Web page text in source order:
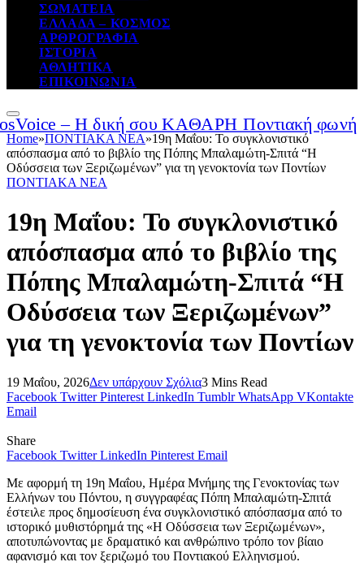
ΣΩΜΑΤΕΙΑ
ΕΛΛΑΔΑ – ΚΟΣΜΟΣ
ΑΡΘΡΟΓΡΑΦΙΑ
ΙΣΤΟΡΙΑ
ΑΘΛΗΤΙΚΑ
ΕΠΙΚΟΙΝΩΝΙΑ
Home»ΠΟΝΤΙΑΚΑ ΝΕΑ»19η Μαΐου: Το συγκλονιστικό
απόσπασμα από το βιβλίο της Πόπης Μπαλαμώτη-Σπιτά “Η
Οδύσσεια των Ξεριζωμένων” για τη γενοκτονία των Ποντίων
ΠΟΝΤΙΑΚΑ ΝΕΑ
19η Μαΐου: Το συγκλονιστικό
απόσπασμα από το βιβλίο της
Πόπης Μπαλαμώτη-Σπιτά “Η
Οδύσσεια των Ξεριζωμένων”
για τη γενοκτονία των Ποντίων
19 Μαΐου, 2026Δεν υπάρχουν Σχόλια3 Mins Read
Facebook Twitter Pinterest LinkedIn Tumblr WhatsApp VKontakte
Email
Share
Facebook Twitter LinkedIn Pinterest Email
Με αφορμή τη 19η Μαΐου, Ημέρα Μνήμης της Γενοκτονίας των
Ελλήνων του Πόντου, η συγγραφέας Πόπη Μπαλαμώτη-Σπιτά
έστειλε προς δημοσίευση ένα συγκλονιστικό απόσπασμα από το
ιστορικό μυθιστόρημά της «Η Οδύσσεια των Ξεριζωμένων»,
αποτυπώνοντας με δραματικό και ανθρώπινο τρόπο τον βίαιο
αφανισμό και τον ξεριζωμό του Ποντιακού Ελληνισμού.